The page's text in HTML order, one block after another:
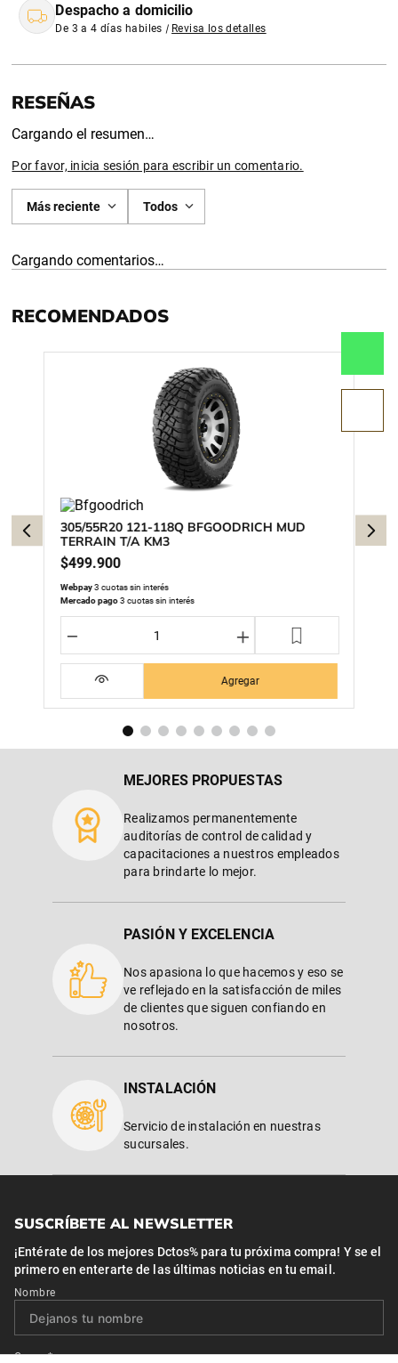
Despacho a domicilio
De 3 a 4 días habiles | Revisa los detalles
Cargando el resumen…
Por favor, inicia sesión para escribir un comentario.
Más reciente Todos
Cargando comentarios…
RECOMENDADOS
305/55R20 121-118Q BFGOODRICH MUD
TERRAIN T/A KM3
$499.900
Webpay3 cuotas sin interés
Mercado pago3 cuotas sin interés
＋
－
Agregar
MEJORES PROPUESTAS
Realizamos permanentemente
auditorías de control de calidad y
capacitaciones a nuestros empleados
para brindarte lo mejor.
PASIÓN Y EXCELENCIA
Nos apasiona lo que hacemos y eso se
ve reflejado en la satisfacción de miles
de clientes que siguen confiando en
nosotros.
INSTALACIÓN
Servicio de instalación en nuestras
sucursales.
SUSCRÍBETE AL NEWSLETTER
¡Entérate de los mejores Dctos% para tu próxima compra! Y se el
primero en enterarte de las últimas noticias en tu email.
Nombre
Correo*